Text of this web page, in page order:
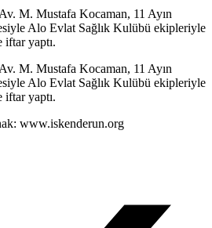
M. Mustafa Kocaman, 11 Ayın
Alo Evlat Sağlık Kulübü ekipleriyle
iftar yaptı.
M. Mustafa Kocaman, 11 Ayın
Alo Evlat Sağlık Kulübü ekipleriyle
iftar yaptı.
www.iskenderun.org